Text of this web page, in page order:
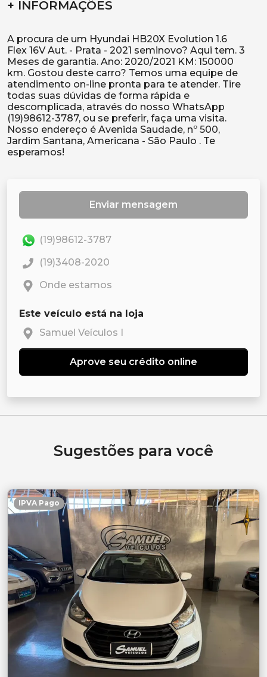
+ INFORMAÇÕES
A procura de um Hyundai HB20X Evolution 1.6
Flex 16V Aut. - Prata - 2021 seminovo? Aqui tem. 3
Meses de garantia. Ano: 2020/2021 KM: 150000
km. Gostou deste carro? Temos uma equipe de
atendimento on-line pronta para te atender. Tire
todas suas dúvidas de forma rápida e
descomplicada, através do nosso WhatsApp
(19)98612-3787, ou se preferir, faça uma visita.
Nosso endereço é Avenida Saudade, nº 500,
Jardim Santana, Americana - São Paulo . Te
Enviar mensagem
(19)98612-3787
(19)3408-2020
Onde estamos
Este veículo está na loja
Samuel Veículos I
Aprove seu crédito online
Sugestões para você
IPVA Pago